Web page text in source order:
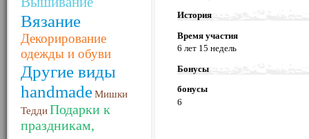
Вязание
Декорирование
одежды и обуви
Другие виды
handmadeМишки
ТеддиПодарки к
праздникам,
История
Время участия
6 лет 15 недель
Бонусы
бонусы
6